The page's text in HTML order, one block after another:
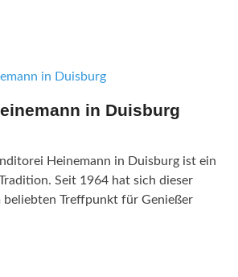
in Duisburg
Heinemann in Duisburg ist ein
Seit 1964 hat sich dieser
beliebten Treffpunkt für Genießer